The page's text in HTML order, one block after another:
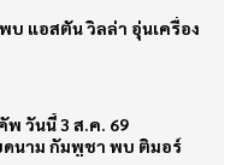
แอสตัน วิลล่า อุ่นเครื่อง
พ วันนี้ 3 ส.ค. 69
ดนาม กัมพูชา พบ ติมอร์